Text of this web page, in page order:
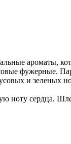
ароматы,
фужерные.
и зеленых
ноту сердца.